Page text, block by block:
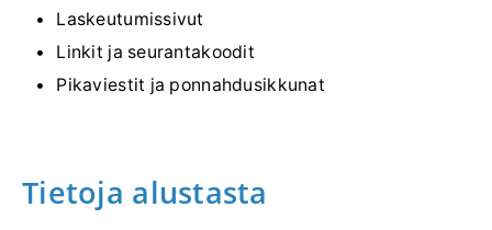
Laskeutumissivut
Linkit ja seurantakoodit
Pikaviestit ja ponnahdusikkunat
Tietoja alustasta